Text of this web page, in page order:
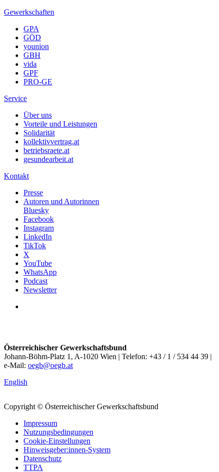
Gewerkschaften
GPA
GÖD
younion
GBH
vida
GPF
PRO-GE
Service
Über uns
Vorteile und Leistungen
Solidarität
kollektivvertrag.at
betriebsraete.at
gesundearbeit.at
Kontakt
Presse
Autoren und Autorinnen
Bluesky
Facebook
Instagram
LinkedIn
TikTok
X
YouTube
WhatsApp
Podcast
Newsletter
Österreichischer Gewerkschaftsbund
Johann-Böhm-Platz 1, A-1020 Wien | Telefon: +43 / 1 / 534 44 39 |
e-Mail: oegb@oegb.at
English
Copyright © Österreichischer Gewerkschaftsbund
Impressum
Nutzungsbedingungen
Cookie-Einstellungen
Hinweisgeber:innen-System
Datenschutz
TTPA